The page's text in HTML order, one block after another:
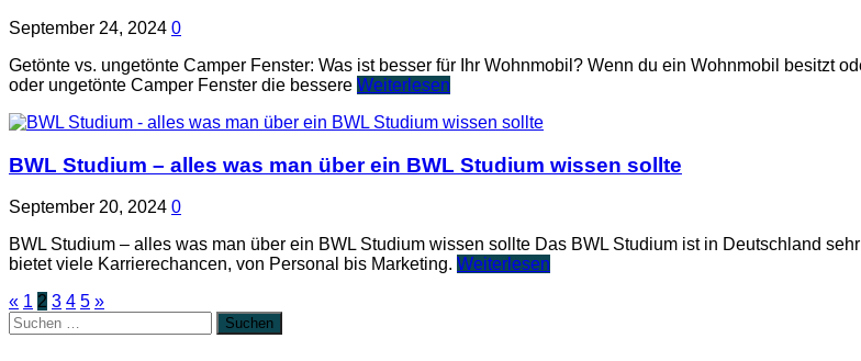
September 24, 2024 0
Getönte vs. ungetönte Camper Fenster: Was ist besser für Ihr Wohnmobil? Wenn du ein Wohnmobil besitzt
oder ungetönte Camper Fenster die bessere Weiterlesen
BWL Studium – alles was man über ein BWL Studium wissen sollte
September 20, 2024 0
BWL Studium – alles was man über ein BWL Studium wissen sollte Das BWL Studium ist in Deutschland
bietet viele Karrierechancen, von Personal bis Marketing. Weiterlesen
« 1 2 3 4 5 »
Suchen
nach: